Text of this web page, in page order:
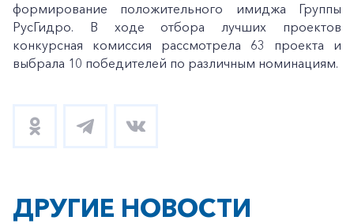
Корпоративным клиентам
формирование положительного имиджа Группы
РусГидро. В ходе отбора лучших проектов
конкурсная комиссия рассмотрела 63 проекта и
выбрала 10 победителей по различным номинациям.
ДРУГИЕ НОВОСТИ